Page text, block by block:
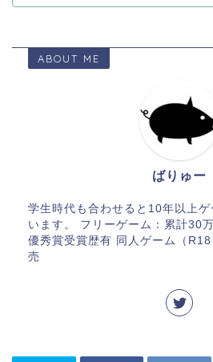
ABOUT ME
ばりゅー
学生時代も合わせると10年以上
います。 フリーゲーム：累計30
優秀賞受賞歴有 同人ゲーム（
売